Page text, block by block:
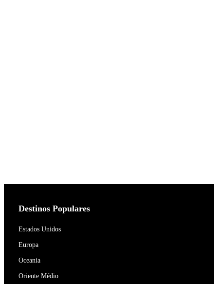
Destinos Populares
Estados Unidos
Europa
Oceania
Oriente Médio